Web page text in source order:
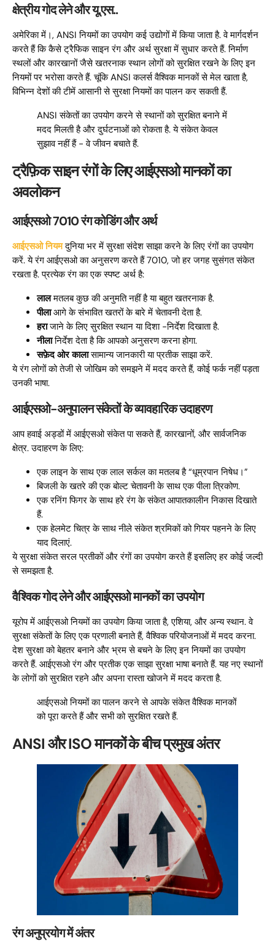
क्षेत्रीय गोद लेने और यू.एस..
अमेरिका में।, ANSI नियमों का उपयोग कई उद्योगों में किया जाता है. वे मार्गदर्शन
करते हैं कि कैसे ट्रैफिक साइन रंग और अर्थ सुरक्षा में सुधार करते हैं. निर्माण
स्थलों और कारखानों जैसे खतरनाक स्थान लोगों को सुरक्षित रखने के लिए इन
नियमों पर भरोसा करते हैं. चूंकि ANSI कलर्स वैश्विक मानकों से मेल खाता है,
विभिन्न देशों की टीमें आसानी से सुरक्षा नियमों का पालन कर सकती हैं.
ANSI संकेतों का उपयोग करने से स्थानों को सुरक्षित बनाने में
मदद मिलती है और दुर्घटनाओं को रोकता है. ये संकेत केवल
सुझाव नहीं हैं - वे जीवन बचाते हैं.
ट्रैफ़िक साइन रंगों के लिए आईएसओ मानकों का
अवलोकन
आईएसओ 7010 रंग कोडिंग और अर्थ
आईएसओ नियमदुनिया भर में सुरक्षा संदेश साझा करने के लिए रंगों का उपयोग
करें. ये रंग आईएसओ का अनुसरण करते हैं 7010, जो हर जगह सुसंगत संकेत
रखता है. प्रत्येक रंग का एक स्पष्ट अर्थ है:
लालमतलब कुछ की अनुमति नहीं है या बहुत खतरनाक है.
पीलाआगे के संभावित खतरों के बारे में चेतावनी देता है.
हराजाने के लिए सुरक्षित स्थान या दिशा -निर्देश दिखाता है.
नीलानिर्देश देता है कि आपको अनुसरण करना होगा.
सफ़ेद ओर कालासामान्य जानकारी या प्रतीक साझा करें.
ये रंग लोगों को तेजी से जोखिम को समझने में मदद करते हैं, कोई फर्क नहीं पड़ता
उनकी भाषा.
आईएसओ-अनुपालन संकेतों के व्यावहारिक उदाहरण
आप हवाई अड्डों में आईएसओ संकेत पा सकते हैं, कारखानों, और सार्वजनिक
क्षेत्र. उदाहरण के लिए:
एक लाइन के साथ एक लाल सर्कल का मतलब है “धूम्रपान निषेध।”
बिजली के खतरे की एक बोल्ट चेतावनी के साथ एक पीला त्रिकोण.
एक रनिंग फिगर के साथ हरे रंग के संकेत आपातकालीन निकास दिखाते
हैं.
एक हेलमेट चित्र के साथ नीले संकेत श्रमिकों को गियर पहनने के लिए
याद दिलाएं.
ये सुरक्षा संकेत सरल प्रतीकों और रंगों का उपयोग करते हैं इसलिए हर कोई जल्दी
से समझता है.
वैश्विक गोद लेने और आईएसओ मानकों का उपयोग
यूरोप में आईएसओ नियमों का उपयोग किया जाता है, एशिया, और अन्य स्थान. वे
सुरक्षा संकेतों के लिए एक प्रणाली बनाते हैं, वैश्विक परियोजनाओं में मदद करना.
देश सुरक्षा को बेहतर बनाने और भ्रम से बचने के लिए इन नियमों का उपयोग
करते हैं. आईएसओ रंग और प्रतीक एक साझा सुरक्षा भाषा बनाते हैं. यह नए स्थानों
के लोगों को सुरक्षित रहने और अपना रास्ता खोजने में मदद करता है.
आईएसओ नियमों का पालन करने से आपके संकेत वैश्विक मानकों
को पूरा करते हैं और सभी को सुरक्षित रखते हैं.
ANSI और ISO मानकों के बीच प्रमुख अंतर
रंग अनुप्रयोग में अंतर